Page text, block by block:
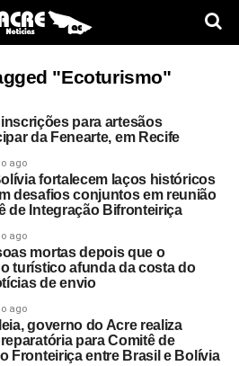
"Ecoturismo"
para artesãos
da Fenearte, em Recife
ago
fortalecem laços históricos
desafios conjuntos em reunião
de Integração Bifronteiriça
ago
mortas depois que o
turístico afunda da costa do
de envio
ago
governo do Acre realiza
para Comitê de
Fronteiriça entre Brasil e Bolívia